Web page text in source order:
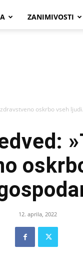
ZANIMIVOSTI
oskrbo vseh
12. aprila, 2022